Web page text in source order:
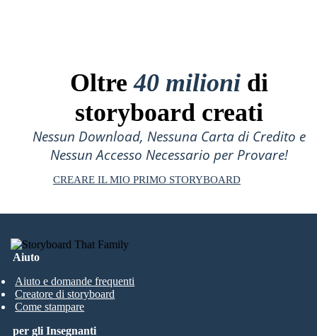
Oltre40 milioni di
storyboard creati
Nessun Download, Nessuna Carta di Credito e
Nessun Accesso Necessario per Provare!
CREARE IL MIO PRIMO STORYBOARD
Aiuto
Aiuto e domande frequenti
Creatore di storyboard
Come stampare
per gli Insegnanti